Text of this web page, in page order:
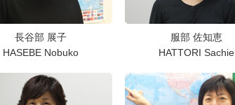
長谷部 展子
HASEBE Nobuko
服部 佐知恵
HATTORI Sachie